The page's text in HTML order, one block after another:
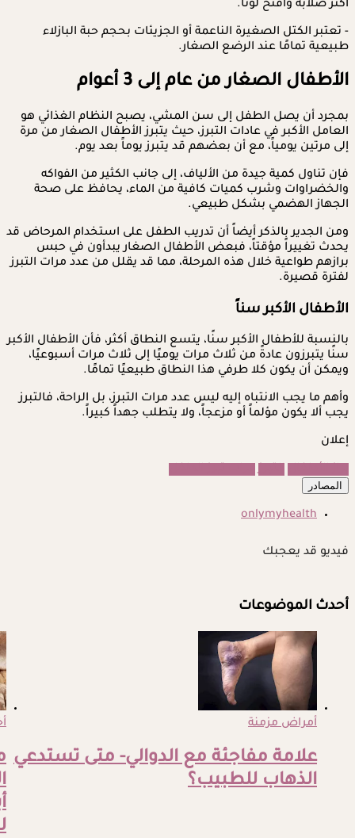
أكثر صلابة وأفتح لوناً.
- تعتبر الكتل الصغيرة الناعمة أو الجزيئات بحجم حبة البازلاء
طبيعية تمامًا عند الرضع الصغار.
الأطفال الصغار من عام إلى 3 أعوام
بمجرد أن يصل الطفل إلى سن المشي، يصبح النظام الغذائي هو
العامل الأكبر في عادات التبرز، حيث يتبرز الأطفال الصغار من مرة
إلى مرتين يومياً، مع أن بعضهم قد يتبرز يوماً بعد يوم.
فإن تناول كمية جيدة من الألياف، إلى جانب الكثير من الفواكه
والخضراوات وشرب كميات كافية من الماء، يحافظ على صحة
الجهاز الهضمي بشكل طبيعي.
ومن الجدير بالذكر أيضاً أن تدريب الطفل على استخدام المرحاض قد
يحدث تغييراً مؤقتاً، فبعض الأطفال الصغار يبدأون في حبس
برازهم طواعية خلال هذه المرحلة، مما قد يقلل من عدد مرات التبرز
لفترة قصيرة.
الأطفال الأكبر سناً
بالنسبة للأطفال الأكبر سنًا، يتسع النطاق أكثر، فأن الأطفال الأكبر
سنًا يتبرزون عادةً من ثلاث مرات يوميًا إلى ثلاث مرات أسبوعيًا،
ويمكن أن يكون كلا طرفي هذا النطاق طبيعيًا تمامًا.
وأهم ما يجب الانتباه إليه ليس عدد مرات التبرز، بل الراحة، فالتبرز
يجب ألا يكون مؤلماً أو مزعجاً، ولا يتطلب جهداً كبيراً.
إعلان
المصادر
onlymyhealth
فيديو قد يعجبك
أحدث الموضوعات
أمراض مزمنة
علامة مفاجئة مع الدوالي- متى تستدعي
الذهاب للطبيب؟